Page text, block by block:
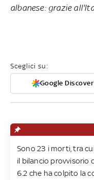
albanese: grazie
Sceglici su:
Google Discover
Sono 23 i morti, tra
il bilancio provvisorio
6.2 che ha colpito la